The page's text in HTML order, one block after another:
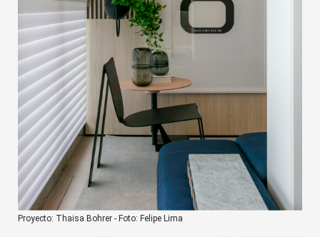
Proyecto: Thaisa Bohrer - Foto: Felipe Lima